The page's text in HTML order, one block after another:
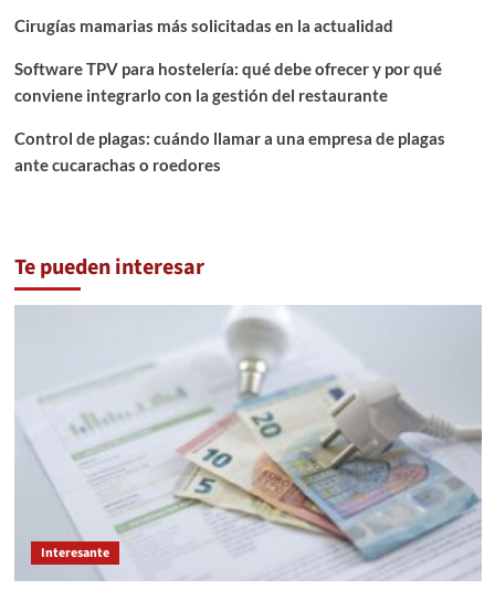
Cirugías mamarias más solicitadas en la actualidad
Software TPV para hostelería: qué debe ofrecer y por qué
conviene integrarlo con la gestión del restaurante
Control de plagas: cuándo llamar a una empresa de plagas
ante cucarachas o roedores
Te pueden interesar
Interesante